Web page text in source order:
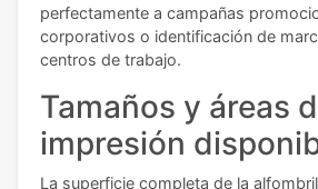
perfectamente a campañas
corporativos o identificación de
centros de trabajo.
Tamaños y áreas
impresión
La superficie completa de la